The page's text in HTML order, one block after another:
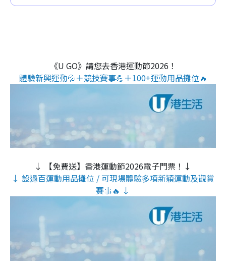
《U GO》請您去香港運動節2026！
體驗新興運動💦＋競技賽事💪＋100+運動用品攤位🔥
↓ 【免費送】香港運動節2026電子門票！↓
↓ 設過百運動用品攤位 / 可現場體驗多項新穎運動及觀賞
賽事🔥 ↓